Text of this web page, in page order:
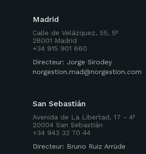
Madrid
Calle de Velázquez, 55, 5º
28001 Madrid
+34 915 901 660
Directeur: Jorge Sirodey
norgestion.mad@norgestion.com
San Sebastián
Avenida de La Libertad, 17 - 4º
20004 San Sebastián
+34 943 32 70 44
Directeur: Bruno Ruiz Arrúde